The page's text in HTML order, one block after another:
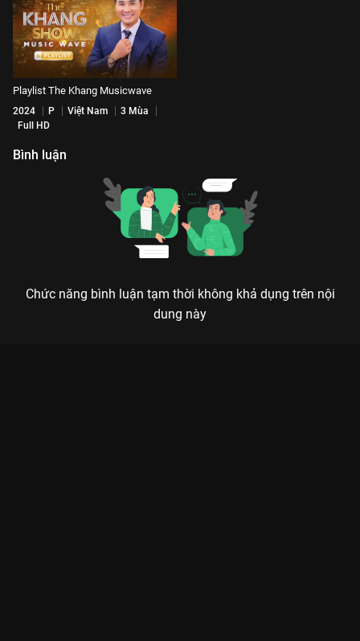
Playlist The Khang Musicwave
2024 P Việt Nam
3 Mùa
Full HD
Bình luận
Chức năng bình luận tạm thời không khả dụng trên nội
dung này